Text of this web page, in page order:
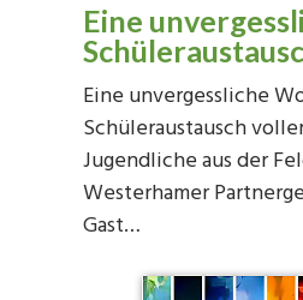
Eine
Eine unvergessliche
Schüleraustausch
Jugendliche aus der
Westerhamer
Gast…